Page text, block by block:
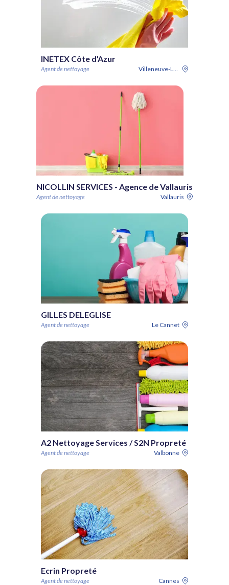
INETEX Côte d'Azur
Agent de nettoyage Villeneuve-Loubet
NICOLLIN SERVICES - Agence de Vallauris
Agent de nettoyage Vallauris
GILLES DELEGLISE
Agent de nettoyage Le Cannet
A2 Nettoyage Services / S2N Propreté
Agent de nettoyage Valbonne
Ecrin Propreté
Agent de nettoyage Cannes